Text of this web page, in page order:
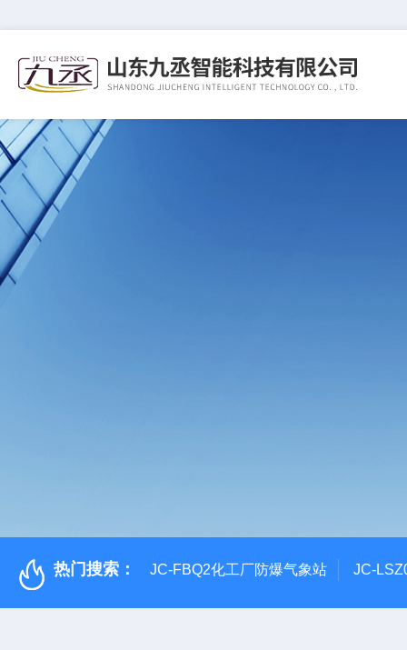
热门搜索： JC-FBQ2化工厂防爆气象站 JC-